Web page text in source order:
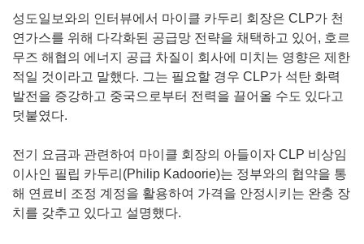
성도일보와의 인터뷰에서 마이클 카두리 회장은 CLP가 천
연가스를 위해 다각화된 공급망 전략을 채택하고 있어, 호르
무즈 해협의 에너지 공급 차질이 회사에 미치는 영향은 제한
적일 것이라고 말했다. 그는 필요할 경우 CLP가 석탄 화력
발전을 증강하고 중국으로부터 전력을 끌어올 수도 있다고
덧붙였다.
전기 요금과 관련하여 마이클 회장의 아들이자 CLP 비상임
이사인 필립 카두리(Philip Kadoorie)는 정부와의 협약을 통
해 연료비 조정 계정을 활용하여 가격을 안정시키는 완충 장
치를 갖추고 있다고 설명했다.